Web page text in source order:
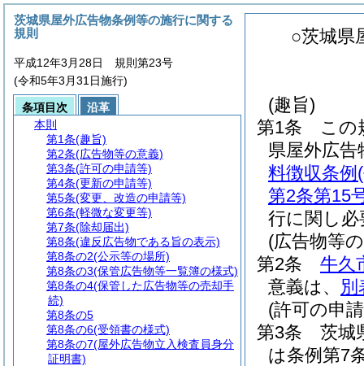
○茨城県
(趣旨)
第1条
この
県屋外広告
料徴収条例
第2条第15
行に関し
(広告物等
第2条
牛久
意義は、 別
(許可の申
第3条
茨城
は条例第7
茨城県屋外広告物条例等の施行に関する
規則
平成12年3月28日 規則第23号
(令和5年3月31日施行)
条項目次
沿革
本則
第1条(趣旨)
第2条(広告物等の意義)
第3条(許可の申請等)
第4条(更新の申請等)
第5条(変更、改造の申請等)
第6条(軽微な変更等)
第7条(除却届出)
第8条(違反広告物である旨の表示)
第8条の2(公示等の場所)
第8条の3(保管広告物等一覧簿の様式)
第8条の4(保管した広告物等の売却手
続)
第8条の5
第8条の6(受領書の様式)
第8条の7(屋外広告物立入検査員身分
証明書)